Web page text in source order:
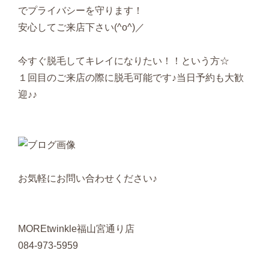
でプライバシーを守ります！
安心してご来店下さい(^o^)／
今すぐ脱毛してキレイになりたい！！という方☆
１回目のご来店の際に脱毛可能です♪当日予約も大歓
迎♪♪
お気軽にお問い合わせください♪
MOREtwinkle福山宮通り店
084-973-5959